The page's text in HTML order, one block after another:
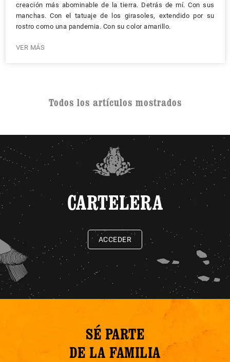
creación más abominable de la tierra. Detrás de mí. Con sus
manchas. Con el tatuaje de los girasoles, extendido por su
rostro como una pandemia. Con su color amarillo.
VER MÁS
Todos los artículos mostrados
CARTELERA
ACCEDER
SÉ PARTE
DE LA FAMILIA